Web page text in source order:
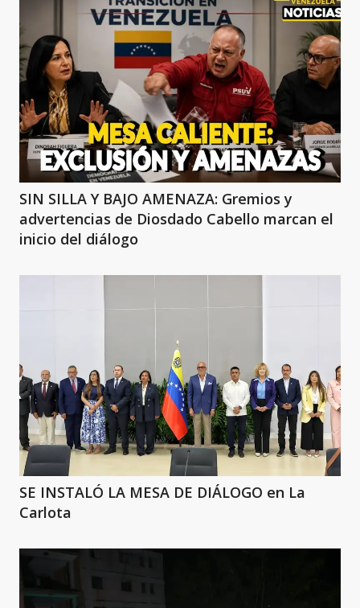
SIN SILLA Y BAJO AMENAZA: Gremios y
advertencias de Diosdado Cabello marcan el
inicio del diálogo
SE INSTALÓ LA MESA DE DIÁLOGO en La
Carlota